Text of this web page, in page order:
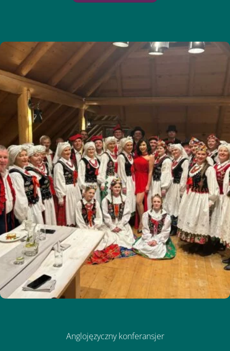
Anglojęzyczny konferansjer